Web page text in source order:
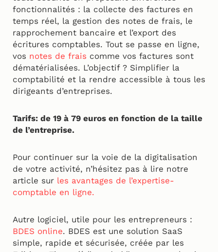
fonctionnalités : la collecte des factures en
temps réel, la gestion des notes de frais, le
rapprochement bancaire et l’export des
écritures comptables. Tout se passe en ligne,
vos notes de frais comme vos factures sont
dématérialisées. L’objectif ? Simplifier la
comptabilité et la rendre accessible à tous les
dirigeants d’entreprises.
Tarifs: de 19 à 79 euros en fonction de la taille
de l’entreprise.
Pour continuer sur la voie de la digitalisation
de votre activité, n’hésitez pas à lire notre
article sur les avantages de l’expertise-
comptable en ligne.
Autre logiciel, utile pour les entrepreneurs :
BDES online. BDES est une solution SaaS
simple, rapide et sécurisée, créée par les